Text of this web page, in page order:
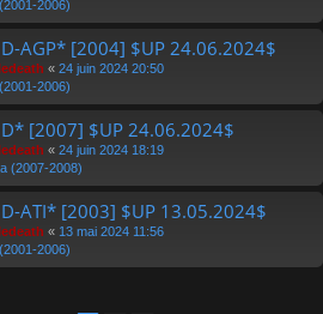
2006)
AGP* [2004] $UP 24.06.2024$
« 24 juin 2024 20:50
2006)
[2007] $UP 24.06.2024$
« 24 juin 2024 18:19
(2007-2008)
ATI* [2003] $UP 13.05.2024$
« 13 mai 2024 11:56
2006)